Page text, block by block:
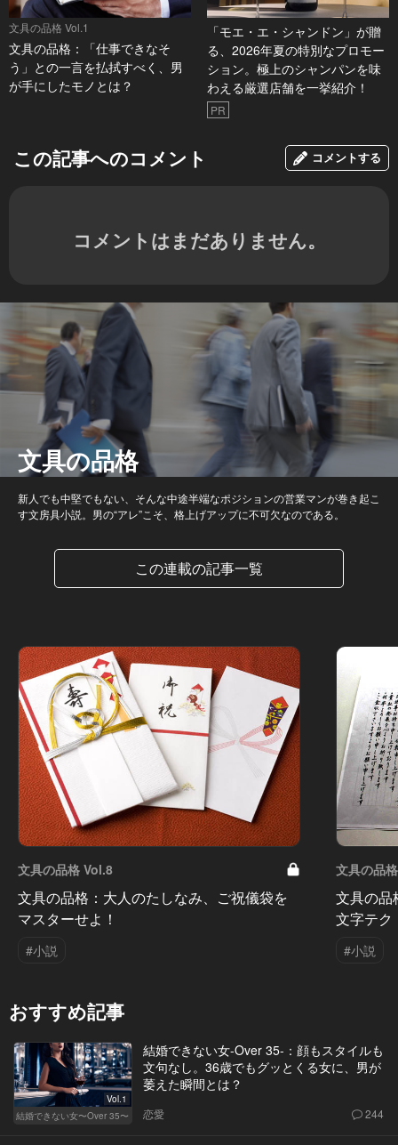
文具の品格 Vol.1
文具の品格：「仕事できなそ
う」との一言を払拭すべく、男
が手にしたモノとは？
「モエ・エ・シャンドン」が贈
る、2026年夏の特別なプロモー
ション。極上のシャンパンを味
わえる厳選店舗を一挙紹介！
PR
この記事へのコメント コメントする
コメントはまだありません。
文具の品格
新人でも中堅でもない、そんな中途半端なポジションの営業マンが巻き起こ
す文房具小説。男の“アレ”こそ、格上げアップに不可欠なのである。
この連載の記事一覧
文具の品格 Vol.8
文具の品格：大人のたしなみ、ご祝儀袋を
マスターせよ！
#小説
文具の品
文具の品
文字テク
#小説
おすすめ記事
Vol.1
結婚できない女〜Over 35〜
結婚できない女-Over 35-：顔もスタイルも
文句なし。36歳でもグッとくる女に、男が
萎えた瞬間とは？
恋愛 244